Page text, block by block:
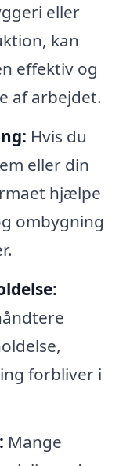
eller
kan
effektiv og
af arbejdet.
Hvis du
eller din
hjælpe
ombygning
forbliver i
Mange